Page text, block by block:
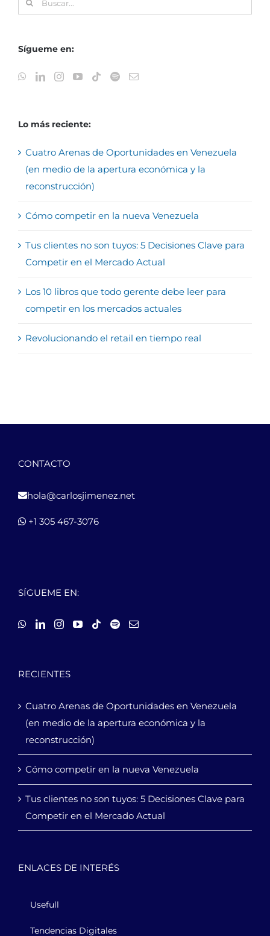
Sígueme en:
Lo más reciente:
Cuatro Arenas de Oportunidades en Venezuela
(en medio de la apertura económica y la
reconstrucción)
Cómo competir en la nueva Venezuela
Tus clientes no son tuyos: 5 Decisiones Clave para
Competir en el Mercado Actual
Los 10 libros que todo gerente debe leer para
competir en los mercados actuales
Revolucionando el retail en tiempo real
CONTACTO
hola@carlosjimenez.net
+1 305 467-3076
SÍGUEME EN:
RECIENTES
Cuatro Arenas de Oportunidades en Venezuela
(en medio de la apertura económica y la
reconstrucción)
Cómo competir en la nueva Venezuela
Tus clientes no son tuyos: 5 Decisiones Clave para
Competir en el Mercado Actual
ENLACES DE INTERÉS
Usefull
Tendencias Digitales